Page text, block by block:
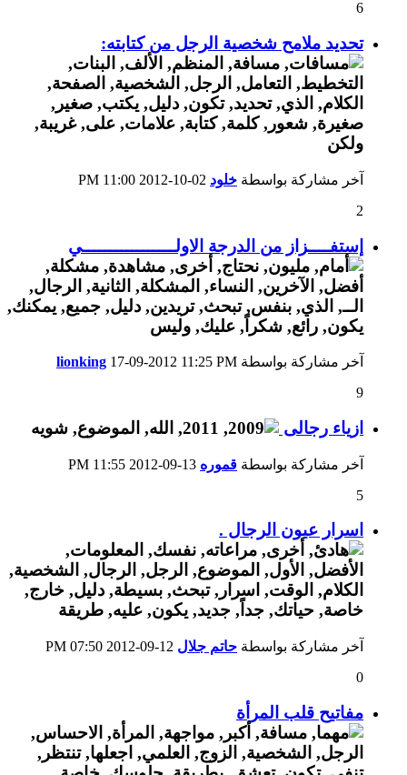
6
تحديد ملامح شخصية الرجل من كتابته:
آخر مشاركة بواسطة خلود
11:00 PM
2
إستفــــزاز من الدرجة الاولـــــــــــــــــي
آخر مشاركة بواسطة lionking 17-09-2012 11:25 PM
9
ازياء رجالى
آخر مشاركة بواسطة قموره
11:55 PM
5
اسرار عيون الرجال .
آخر مشاركة بواسطة حاتم جلال
07:50 PM
0
مفاتيح قلب المرأة